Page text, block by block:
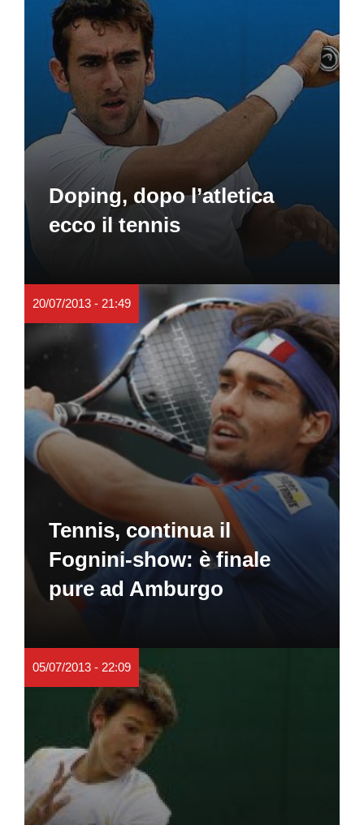
Doping, dopo l’atletica
ecco il tennis
20/07/2013 - 21:49
Tennis, continua il
Fognini-show: è finale
pure ad Amburgo
05/07/2013 - 22:09